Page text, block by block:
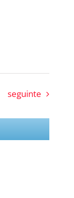
Eventos
seguinte